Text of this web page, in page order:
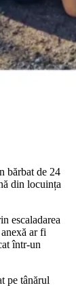
bărbat de 24
din locuința
escaladarea
ar fi
într-un
pe tânărul